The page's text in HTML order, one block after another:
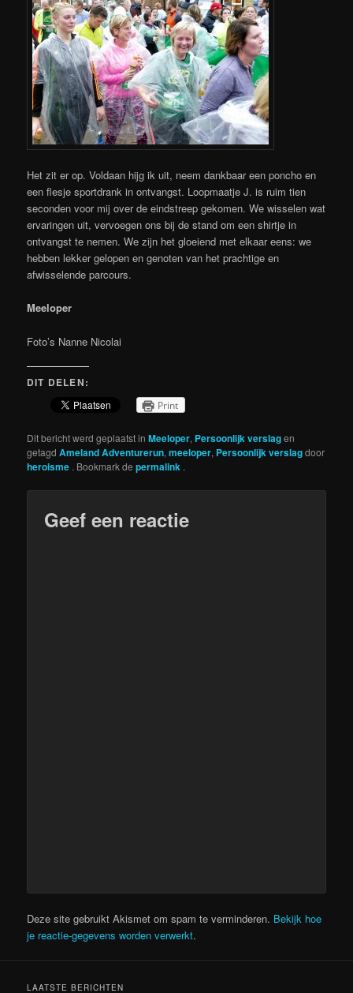
Het zit er op. Voldaan hijg ik uit, neem dankbaar een poncho en
een flesje sportdrank in ontvangst. Loopmaatje J. is ruim tien
seconden voor mij over de eindstreep gekomen. We wisselen wat
ervaringen uit, vervoegen ons bij de stand om een shirtje in
ontvangst te nemen. We zijn het gloeiend met elkaar eens: we
hebben lekker gelopen en genoten van het prachtige en
afwisselende parcours.
Meeloper
Foto’s Nanne Nicolai
DIT DELEN:
Print
Dit bericht werd geplaatst inMeeloper, Persoonlijk verslagen
getagdAmeland Adventurerun,meeloper, Persoonlijk verslagdoor
heroisme . Bookmark depermalink .
Geef een reactie
Deze site gebruikt Akismet om spam te verminderen. Bekijk hoe
je reactie-gegevens worden verwerkt.
LAATSTE BERICHTEN